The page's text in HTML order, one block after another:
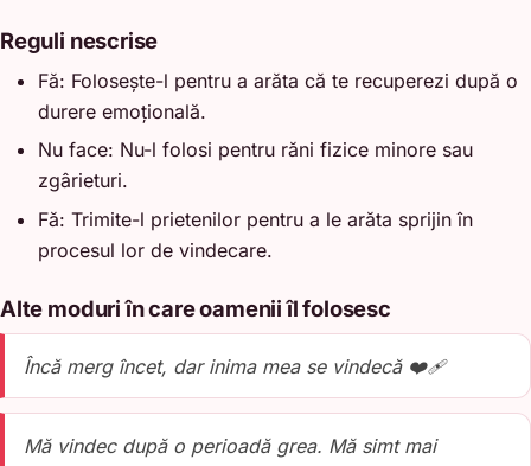
Reguli nescrise
Fă: Folosește-l pentru a arăta că te recuperezi după o
durere emoțională.
Nu face: Nu-l folosi pentru răni fizice minore sau
zgârieturi.
Fă: Trimite-l prietenilor pentru a le arăta sprijin în
procesul lor de vindecare.
Alte moduri în care oamenii îl folosesc
Încă merg încet, dar inima mea se vindecă ❤️‍🩹
Mă vindec după o perioadă grea. Mă simt mai